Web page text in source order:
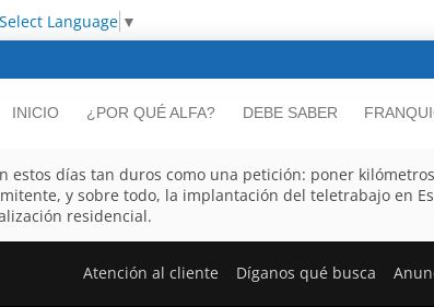
Select Language ▼
INICIO ¿POR QUÉ ALFA? DEBE SABER
días tan duros como una petición: poner
y sobre todo, la implantación del teletrabajo en
residencial.
Atención al cliente Díganos qué busca